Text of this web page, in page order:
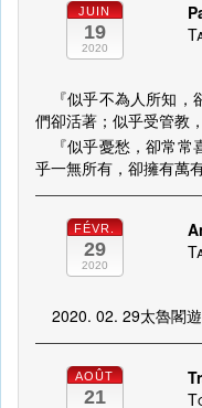
JUIN
19
2020
『似乎不為人所知
們卻活著；似乎受管教
『似乎憂愁，卻常
乎一無所有，卻擁有萬
FÉVR.
29
2020
2020. 02. 29太魯閣
AOÛT
21